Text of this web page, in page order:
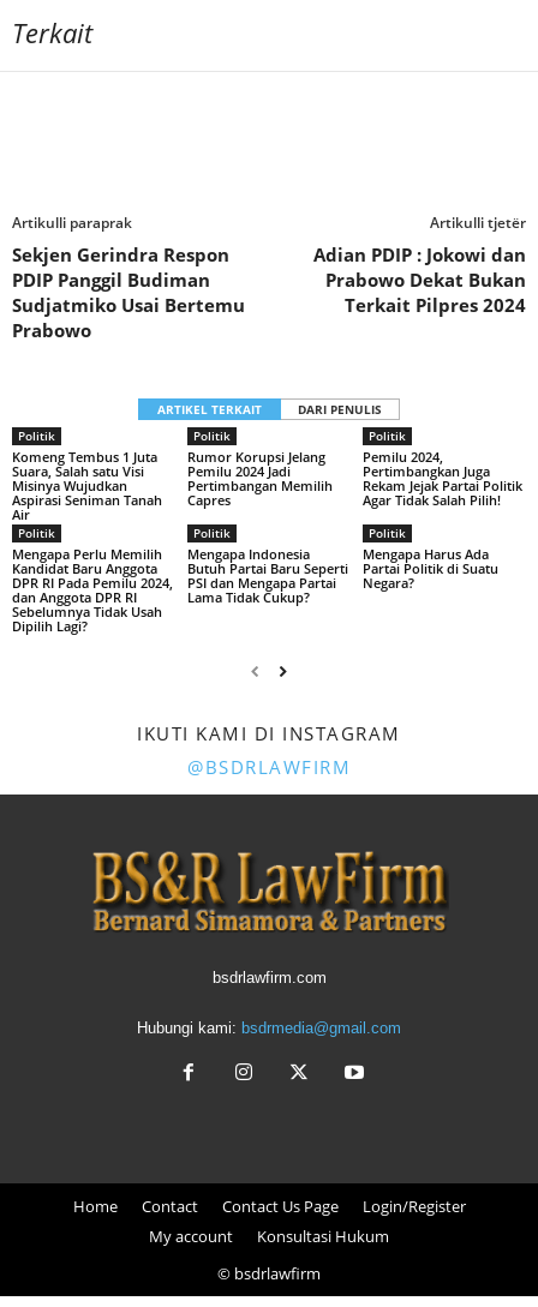
Terkait
Artikulli paraprak
Sekjen Gerindra Respon
PDIP Panggil Budiman
Sudjatmiko Usai Bertemu
Prabowo
Artikulli tjetër
Adian PDIP : Jokowi dan
Prabowo Dekat Bukan
Terkait Pilpres 2024
ARTIKEL TERKAIT
DARI PENULIS
Politik
Komeng Tembus 1 Juta
Suara, Salah satu Visi
Misinya Wujudkan
Aspirasi Seniman Tanah
Air
Politik
Rumor Korupsi Jelang
Pemilu 2024 Jadi
Pertimbangan Memilih
Capres
Politik
Pemilu 2024,
Pertimbangkan Juga
Rekam Jejak Partai Politik
Agar Tidak Salah Pilih!
Politik
Mengapa Perlu Memilih
Kandidat Baru Anggota
DPR RI Pada Pemilu 2024,
dan Anggota DPR RI
Sebelumnya Tidak Usah
Dipilih Lagi?
Politik
Mengapa Indonesia
Butuh Partai Baru Seperti
PSI dan Mengapa Partai
Lama Tidak Cukup?
Politik
Mengapa Harus Ada
Partai Politik di Suatu
Negara?
IKUTI KAMI DI INSTAGRAM
@BSDRLAWFIRM
bsdrlawfirm.com
Hubungi kami: bsdrmedia@gmail.com
Home Contact Contact Us Page
Login/Register
My account
Konsultasi Hukum
© bsdrlawfirm